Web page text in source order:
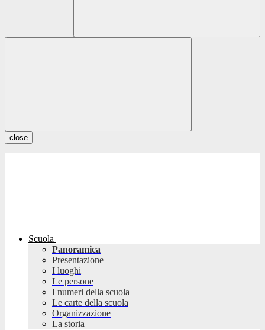
close
Scuola
Panoramica
Presentazione
I luoghi
Le persone
I numeri della scuola
Le carte della scuola
Organizzazione
La storia